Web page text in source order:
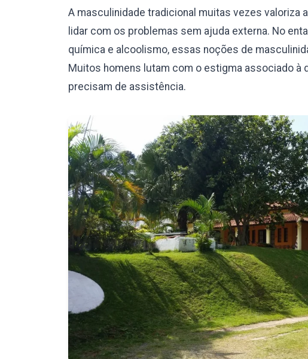
A masculinidade tradicional muitas vezes valoriza
lidar com os problemas sem ajuda externa. No
química e alcoolismo, essas noções de
Muitos homens lutam com o estigma associado à
precisam de assistência.